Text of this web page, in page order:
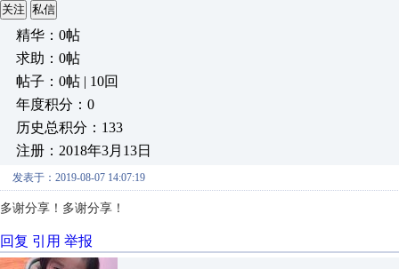
关注 私信
精华：0帖
求助：0帖
帖子：0帖 | 10回
年度积分：0
历史总积分：133
注册：2018年3月13日
发表于：2019-08-07 14:07:19
多谢分享！ 多谢分享！
回复 引用 举报